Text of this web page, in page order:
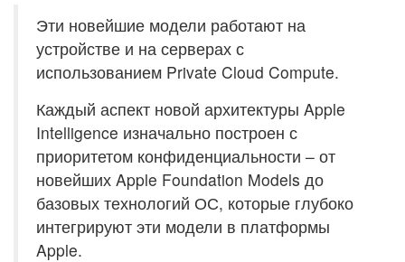
Эти новейшие модели работают на
устройстве и на серверах с
использованием Private Cloud Compute.
Каждый аспект новой архитектуры Apple
Intelligence изначально построен с
приоритетом конфиденциальности – от
новейших Apple Foundation Models до
базовых технологий ОС, которые глубоко
интегрируют эти модели в платформы
Apple.